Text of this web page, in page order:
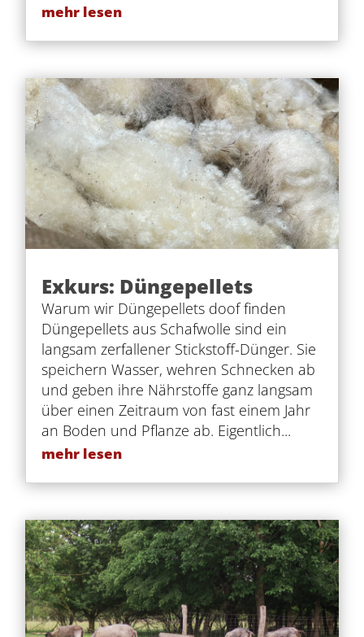
mehr lesen
Exkurs: Düngepellets
Warum wir Düngepellets doof finden
Düngepellets aus Schafwolle sind ein
langsam zerfallener Stickstoff-Dünger. Sie
speichern Wasser, wehren Schnecken ab
und geben ihre Nährstoffe ganz langsam
über einen Zeitraum von fast einem Jahr
an Boden und Pflanze ab. Eigentlich...
mehr lesen